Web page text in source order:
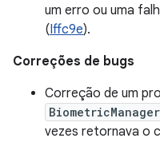
um erro ou uma
(Iffc9e).
Correções de bugs
Correção de um
vezes retornava o